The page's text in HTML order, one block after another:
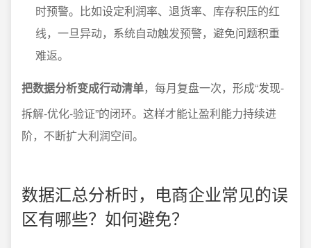
时预警。比如设定利润率、退货率、库存积压的红
线，一旦异动，系统自动触发预警，避免问题积重
难返。
把数据分析变成行动清单，每月复盘一次，形成“发现-
拆解-优化-验证”的闭环。这样才能让盈利能力持续进
阶，不断扩大利润空间。
数据汇总分析时，电商企业常见的误
区有哪些？如何避免？